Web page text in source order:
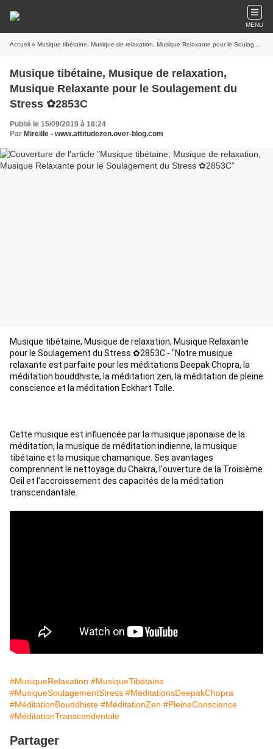
MENU
Accueil » Musique tibétaine, Musique de relaxation, Musique Relaxante pour le Soulagement du Stress ✿2853C
Musique tibétaine, Musique de relaxation,
Musique Relaxante pour le Soulagement du
Stress ✿2853C
Publié le 15/09/2019 à 18:24
Par Mireille - www.attitudezen.over-blog.com
Musique tibétaine, Musique de relaxation, Musique Relaxante
pour le Soulagement du Stress ✿2853C - "Notre musique
relaxante est parfaite pour les méditations Deepak Chopra, la
méditation bouddhiste, la méditation zen, la méditation de pleine
conscience et la méditation Eckhart Tolle.
Cette musique est influencée par la musique japonaise de la
méditation, la musique de méditation indienne, la musique
tibétaine et la musique chamanique. Ses avantages
comprennent le nettoyage du Chakra, l'ouverture de la Troisième
Oeil et l'accroissement des capacités de la méditation
transcendantale.
#MusiqueRelaxation #MusiqueTibétaine
#MusiqueSoulagementStress #MéditationsDeepakChopra
#MéditationBouddhiste #MéditationZen #PleineConscience
#MéditationTranscendentale
Partager